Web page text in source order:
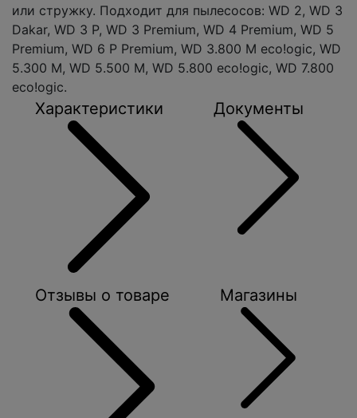
или стружку. Подходит для пылесосов: WD 2, WD 3
Dakar, WD 3 P, WD 3 Premium, WD 4 Premium, WD 5
Premium, WD 6 P Premium, WD 3.800 M eco!ogic, WD
5.300 M, WD 5.500 M, WD 5.800 eco!ogic, WD 7.800
eco!ogic.
Характеристики Документы
Отзывы о товаре Магазины